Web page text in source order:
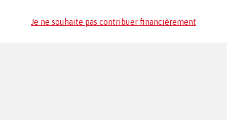
Je ne souhaite pas contribuer financièrement